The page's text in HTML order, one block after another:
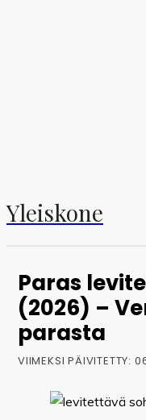
Yleiskone
Paras
(2026) –
parasta
VIIMEKSI PÄIVITETTY: